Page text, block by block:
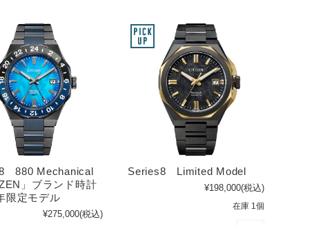
880 Mechanical
」ブランド時計
限定モデル
¥275,000(税込)
Series8 Limited Model
¥198,000(税込)
在庫 1個